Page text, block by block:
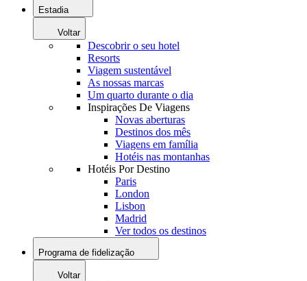
Estadia
Voltar
Descobrir o seu hotel
Resorts
Viagem sustentável
As nossas marcas
Um quarto durante o dia
Inspirações De Viagens
Novas aberturas
Destinos dos mês
Viagens em família
Hotéis nas montanhas
Hotéis Por Destino
Paris
London
Lisbon
Madrid
Ver todos os destinos
Programa de fidelização
Voltar